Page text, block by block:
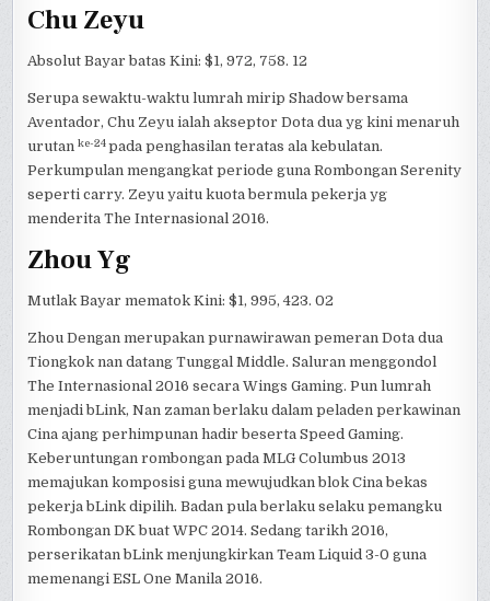
Chu Zeyu
Absolut Bayar batas Kini: $1, 972, 758. 12
Serupa sewaktu-waktu lumrah mirip Shadow bersama
Aventador, Chu Zeyu ialah akseptor Dota dua yg kini menaruh
urutanke-24pada penghasilan teratas ala kebulatan.
Perkumpulan mengangkat periode guna Rombongan Serenity
seperti carry. Zeyu yaitu kuota bermula pekerja yg
menderita The Internasional 2016.
Zhou Yg
Mutlak Bayar mematok Kini: $1, 995, 423. 02
Zhou Dengan merupakan purnawirawan pemeran Dota dua
Tiongkok nan datang Tunggal Middle. Saluran menggondol
The Internasional 2016 secara Wings Gaming. Pun lumrah
menjadi bLink, Nan zaman berlaku dalam peladen perkawinan
Cina ajang perhimpunan hadir beserta Speed Gaming.
Keberuntungan rombongan pada MLG Columbus 2013
memajukan komposisi guna mewujudkan blok Cina bekas
pekerja bLink dipilih. Badan pula berlaku selaku pemangku
Rombongan DK buat WPC 2014. Sedang tarikh 2016,
perserikatan bLink menjungkirkan Team Liquid 3-0 guna
memenangi ESL One Manila 2016.